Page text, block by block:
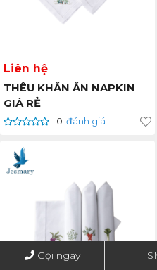
Liên hệ
THÊU KHĂN ĂN NAPKIN
GIÁ RẺ
0 đánh giá
Gọi ngay